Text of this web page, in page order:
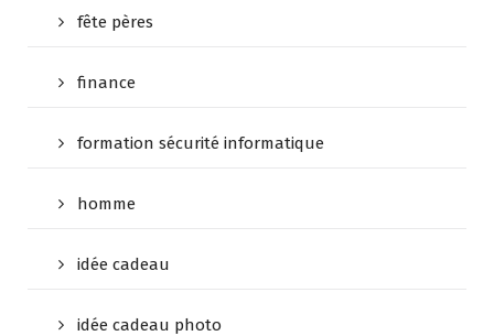
fête pères
finance
formation sécurité informatique
homme
idée cadeau
idée cadeau photo